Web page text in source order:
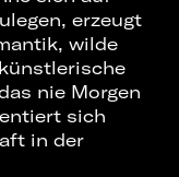
erzeugt
wilde
nie Morgen
sich
in der